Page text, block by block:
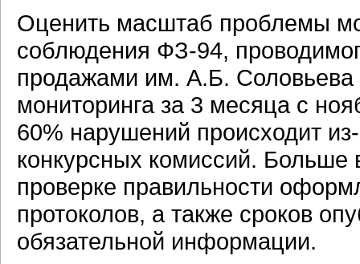
Оценить масштаб проблемы
соблюдения ФЗ-94,
продажами им. А.Б.
мониторинга за 3 месяца с
60% нарушений происходит
конкурсных комиссий. Больше
проверке правильности
протоколов, а также сроков
обязательной информации.